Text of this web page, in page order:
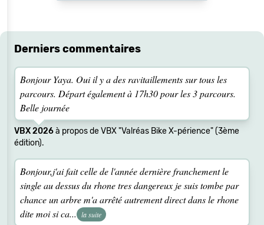
Derniers commentaires
Bonjour Yaya. Oui il y a des ravitaillements sur tous les
parcours. Départ également à 17h30 pour les 3 parcours.
Belle journée
VBX 2026à propos de VBX "Valréas Bike X-périence" (3ème
édition).
Bonjour,j'ai fait celle de l'année dernière franchement le
single au dessus du rhone tres dangereux je suis tombe par
chance un arbre m'a arrêté autrement direct dans le rhone
dite moi si ca...
la suite